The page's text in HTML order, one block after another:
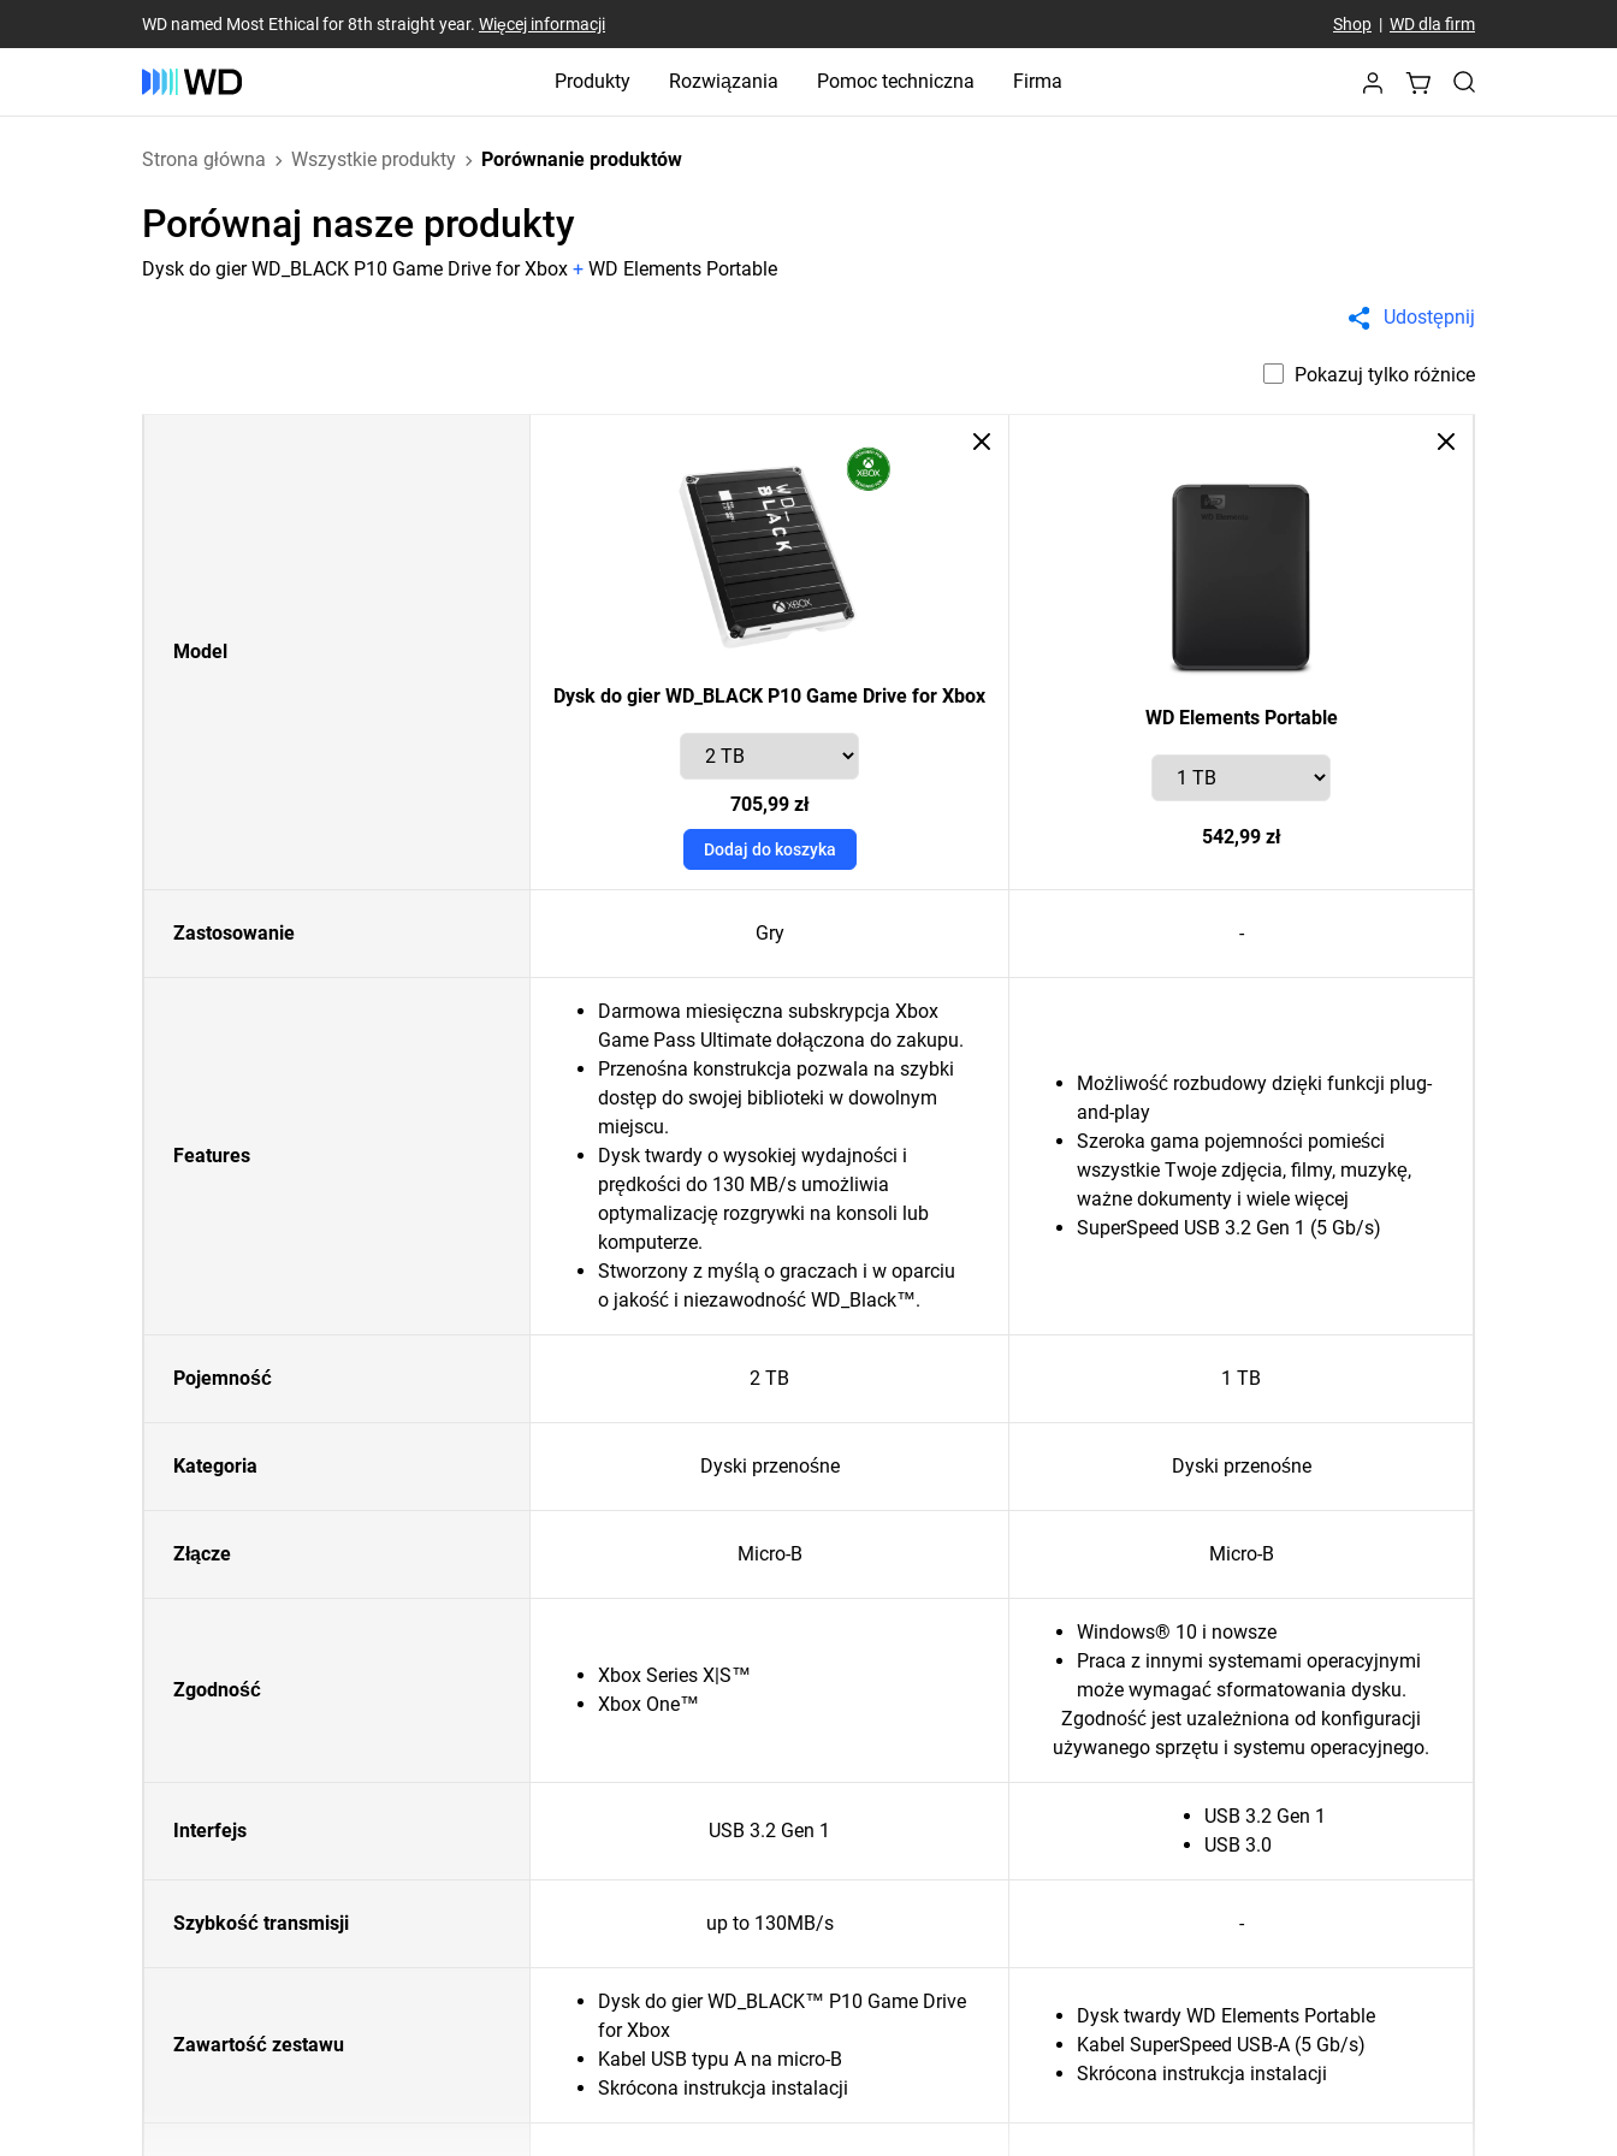
WD named Most Ethical for 8th straight year. Więcej informacji Shop| WD dla firm
Produkty Rozwiązania Pomoc techniczna Firma
Strona główna Wszystkie produkty Porównanie produktów
Porównaj nasze produkty
Dysk do gier WD_BLACK P10 Game Drive for Xbox + WD Elements Portable
Udostępnij
Pokazuj tylko różnice
Model
Dysk do gier WD_BLACK P10 Game Drive for Xbox
705,99 zł
Dodaj do koszyka
WD Elements Portable
542,99 zł
Zastosowanie Gry -
Features
Darmowa miesięczna subskrypcja Xbox
Game Pass Ultimate dołączona do zakupu.
Przenośna konstrukcja pozwala na szybki
dostęp do swojej biblioteki w dowolnym
miejscu.
Dysk twardy o wysokiej wydajności i
prędkości do 130 MB/s umożliwia
optymalizację rozgrywki na konsoli lub
komputerze.
Stworzony z myślą o graczach i w oparciu
o jakość i niezawodność WD_Black™.
Możliwość rozbudowy dzięki funkcji plug-
and-play
Szeroka gama pojemności pomieści
wszystkie Twoje zdjęcia, filmy, muzykę,
ważne dokumenty i wiele więcej
SuperSpeed USB 3.2 Gen 1 (5 Gb/s)
Pojemność 2 TB 1 TB
Kategoria Dyski przenośne Dyski przenośne
Złącze Micro-B Micro-B
Zgodność
Xbox Series X|S™
Xbox One™
Windows® 10 i nowsze
Praca z innymi systemami operacyjnymi
może wymagać sformatowania dysku.
Zgodność jest uzależniona od konfiguracji
używanego sprzętu i systemu operacyjnego.
Interfejs USB 3.2 Gen 1
USB 3.2 Gen 1
USB 3.0
Szybkość transmisji up to 130MB/s -
Zawartość zestawu
Dysk do gier WD_BLACK™ P10 Game Drive
for Xbox
Kabel USB typu A na micro-B
Skrócona instrukcja instalacji
Dysk twardy WD Elements Portable
Kabel SuperSpeed USB-A (5 Gb/s)
Skrócona instrukcja instalacji